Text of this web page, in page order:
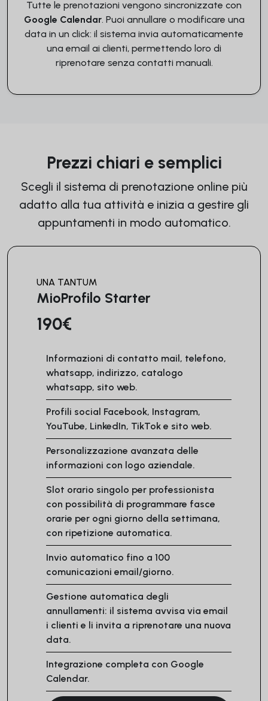
Tutte le prenotazioni vengono sincronizzate con
Google Calendar. Puoi annullare o modificare una
data in un click: il sistema invia automaticamente
una email ai clienti, permettendo loro di
riprenotare senza contatti manuali.
Prezzi chiari e semplici
Scegli il sistema di prenotazione online più
adatto alla tua attività e inizia a gestire gli
appuntamenti in modo automatico.
UNA TANTUM
MioProfilo Starter
190€
Informazioni di contatto mail, telefono,
whatsapp, indirizzo, catalogo
whatsapp, sito web.
Profili social Facebook, Instagram,
YouTube, LinkedIn, TikTok e sito web.
Personalizzazione avanzata delle
informazioni con logo aziendale.
Slot orario singolo per professionista
con possibilità di programmare fasce
orarie per ogni giorno della settimana,
con ripetizione automatica.
Invio automatico fino a 100
comunicazioni email/giorno.
Gestione automatica degli
annullamenti: il sistema avvisa via email
i clienti e li invita a riprenotare una nuova
data.
Integrazione completa con Google
Calendar.